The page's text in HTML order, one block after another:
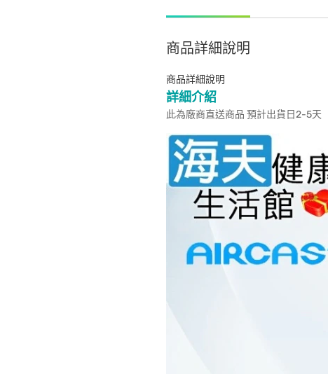
商品詳細說明
商品詳細說明
詳細介紹
此為廠商直送商品 預計出貨日2-5天